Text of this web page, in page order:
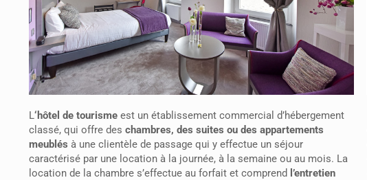
L‘hôtel de tourisme est un établissement commercial d’hébergement
classé, qui offre des chambres, des suites ou des appartements
meublés à une clientèle de passage qui y effectue un séjour
caractérisé par une location à la journée, à la semaine ou au mois. La
location de la chambre s’effectue au forfait et comprend l’entretien